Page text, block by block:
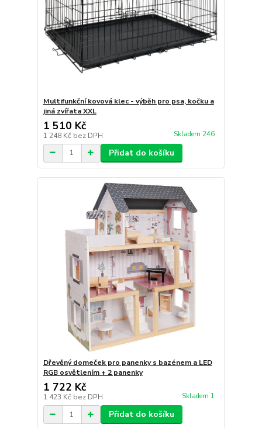
Multifunkční kovová klec - výběh pro psa, kočku a
jiná zvířata XXL
1 510 Kč
1 248 Kč bez DPH Skladem 246
Přidat do košíku
Dřevěný domeček pro panenky s bazénem a LED
RGB osvětlením + 2 panenky
1 722 Kč
1 423 Kč bez DPH Skladem 1
Přidat do košíku